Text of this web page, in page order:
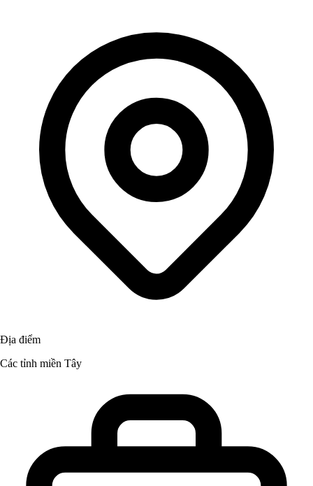
Địa điểm
Các tỉnh miền Tây